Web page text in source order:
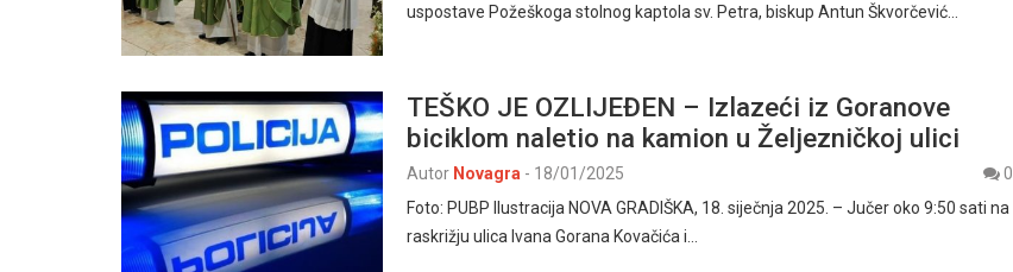
uspostave Požeškoga stolnog kaptola sv. Petra, biskup Antun Škvorčević…
TEŠKO JE OZLIJEĐEN – Izlazeći iz Goranove
biciklom naletio na kamion u Željezničkoj ulici
Autor Novagra - 18/01/2025
0
Foto: PUBP Ilustracija NOVA GRADIŠKA, 18. siječnja 2025. – Jučer oko 9:50 sati na
raskrižju ulica Ivana Gorana Kovačića i…